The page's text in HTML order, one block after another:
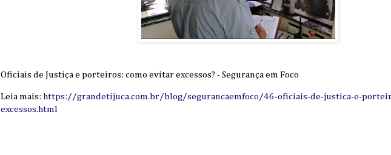
Oficiais de Justiça e porteiros: como evitar excessos? - Segurança em Foco
Leia mais: https://grandetijuca.com.br/blog/segurancaemfoco/46-oficiais-de-justica-e-
excessos.html